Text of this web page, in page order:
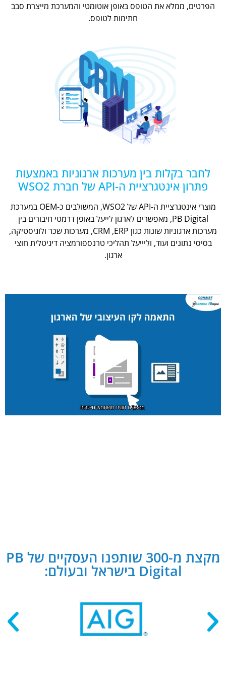
הפרטים, ממלא את הטופס באופן אוטומטי והמערכת מייצרת סבב
חתימות לטופס.
לחבר בקלות בין מערכות ארגוניות באמצעות
פתרון אינטגרציית ה-API של חברת WSO2
מוצרי אינטגרציית ה-API של WSO2, המשולבים כ-OEM במערכת
PB Digital, מאפשרים לארגון לייעל באופן דרמטי חיבורים בין
מערכות ארגוניות שונות כגון CRM ,ERP, מערכות שכר ולוגיסטיקה,
בסיסי נתונים ועוד, וליייעל תהליכי טרנספורמציה דיגיטלית חוצי
ארגון.
מקצת מ-300 שותפנו העסקיים של PB
Digital בישראל ובעולם: